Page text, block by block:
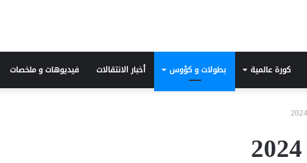
كورة عالمية بطولات و كؤوس أخبار الانتقالات فيديوهات و ملخصات